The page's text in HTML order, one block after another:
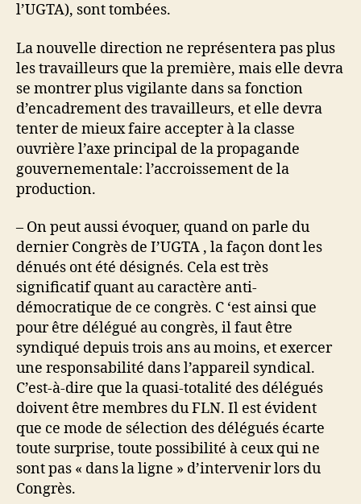
l’UGTA), sont tombées.
La nouvelle direction ne représentera pas plus
les travailleurs que la première, mais elle devra
se montrer plus vigilante dans sa fonction
d’encadrement des travailleurs, et elle devra
tenter de mieux faire accepter à la classe
ouvrière l’axe principal de la propagande
gouvernementale: l’accroissement de la
production.
– On peut aussi évoquer, quand on parle du
dernier Congrès de I’UGTA , la façon dont les
dénués ont été désignés. Cela est très
significatif quant au caractère anti-
démocratique de ce congrès. C ‘est ainsi que
pour être délégué au congrès, il faut être
syndiqué depuis trois ans au moins, et exercer
une responsabilité dans l’appareil syndical.
C’est-à-dire que la quasi-totalité des délégués
doivent être membres du FLN. Il est évident
que ce mode de sélection des délégués écarte
toute surprise, toute possibilité à ceux qui ne
sont pas « dans la ligne » d’intervenir lors du
Congrès.